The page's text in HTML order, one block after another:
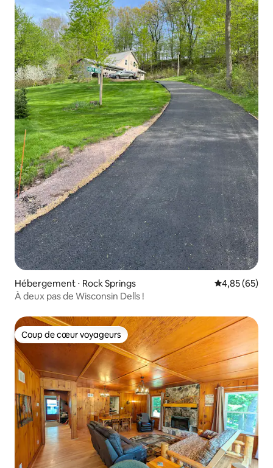
Hébergement ⋅ Rock Springs Évaluation
4,85 (65)
À deux pas de Wisconsin Dells !
Coup de cœur voyageurs
Coup de cœur voyageurs